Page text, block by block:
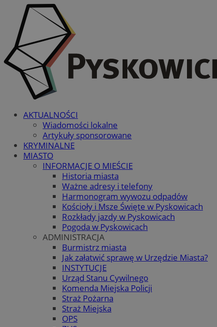
AKTUALNOŚCI
Wiadomości lokalne
Artykuły sponsorowane
KRYMINALNE
MIASTO
INFORMACJE O MIEŚCIE
Historia miasta
Ważne adresy i telefony
Harmonogram wywozu odpadów
Kościoły i Msze Święte w Pyskowicach
Rozkłady jazdy w Pyskowicach
Pogoda w Pyskowicach
ADMINISTRACJA
Burmistrz miasta
Jak załatwić sprawę w Urzędzie Miasta?
INSTYTUCJE
Urząd Stanu Cywilnego
Komenda Miejska Policji
Straż Pożarna
Straż Miejska
OPS